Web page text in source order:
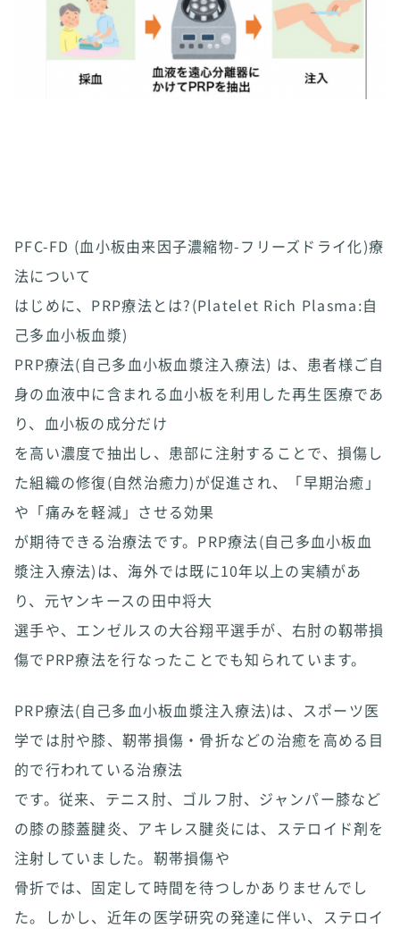
PFC-FD (血小板由来因子濃縮物-フリーズドライ化)療
法について
はじめに、PRP療法とは?(Platelet Rich Plasma:自
己多血小板血漿)
PRP療法(自己多血小板血漿注入療法) は、患者様ご自
身の血液中に含まれる血小板を利用した再生医療であ
り、血小板の成分だけ
を高い濃度で抽出し、患部に注射することで、損傷し
た組織の修復(自然治癒力)が促進され、「早期治癒」
や「痛みを軽減」させる効果
が期待できる治療法です。PRP療法(自己多血小板血
漿注入療法)は、海外では既に10年以上の実績があ
り、元ヤンキースの田中将大
選手や、エンゼルスの大谷翔平選手が、右肘の靱帯損
傷でPRP療法を行なったことでも知られています。
PRP療法(自己多血小板血漿注入療法)は、スポーツ医
学では肘や膝、靭帯損傷・骨折などの治癒を高める目
的で行われている治療法
です。従来、テニス肘、ゴルフ肘、ジャンパー膝など
の膝の膝蓋腱炎、アキレス腱炎には、ステロイド剤を
注射していました。靭帯損傷や
骨折では、固定して時間を待つしかありませんでし
た。しかし、近年の医学研究の発達に伴い、ステロイ